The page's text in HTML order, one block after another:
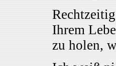
Ihrem
zu holen,